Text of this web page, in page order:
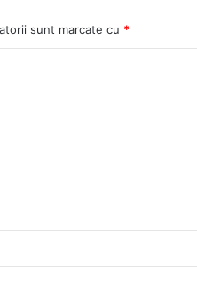
sunt marcate cu *